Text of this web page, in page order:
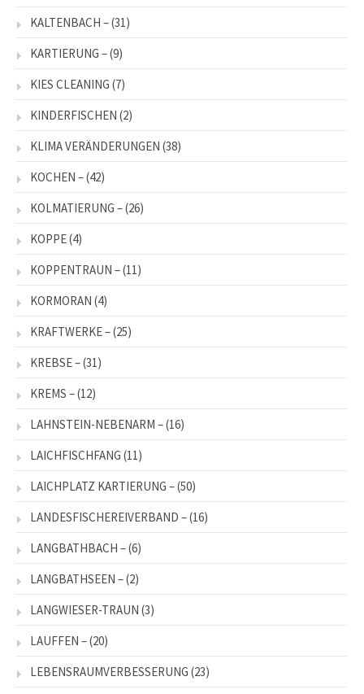
KALTENBACH –(31)
KARTIERUNG –(9)
KIES CLEANING (7)
KINDERFISCHEN (2)
KLIMA VERÄNDERUNGEN (38)
KOCHEN –(42)
KOLMATIERUNG –(26)
KOPPE(4)
KOPPENTRAUN –(11)
KORMORAN (4)
KRAFTWERKE –(25)
KREBSE –(31)
KREMS –(12)
LAHNSTEIN-NEBENARM –(16)
LAICHFISCHFANG (11)
LAICHPLATZ KARTIERUNG –(50)
LANDESFISCHEREIVERBAND –(16)
LANGBATHBACH –(6)
LANGBATHSEEN –(2)
LANGWIESER-TRAUN (3)
LAUFFEN –(20)
LEBENSRAUMVERBESSERUNG (23)